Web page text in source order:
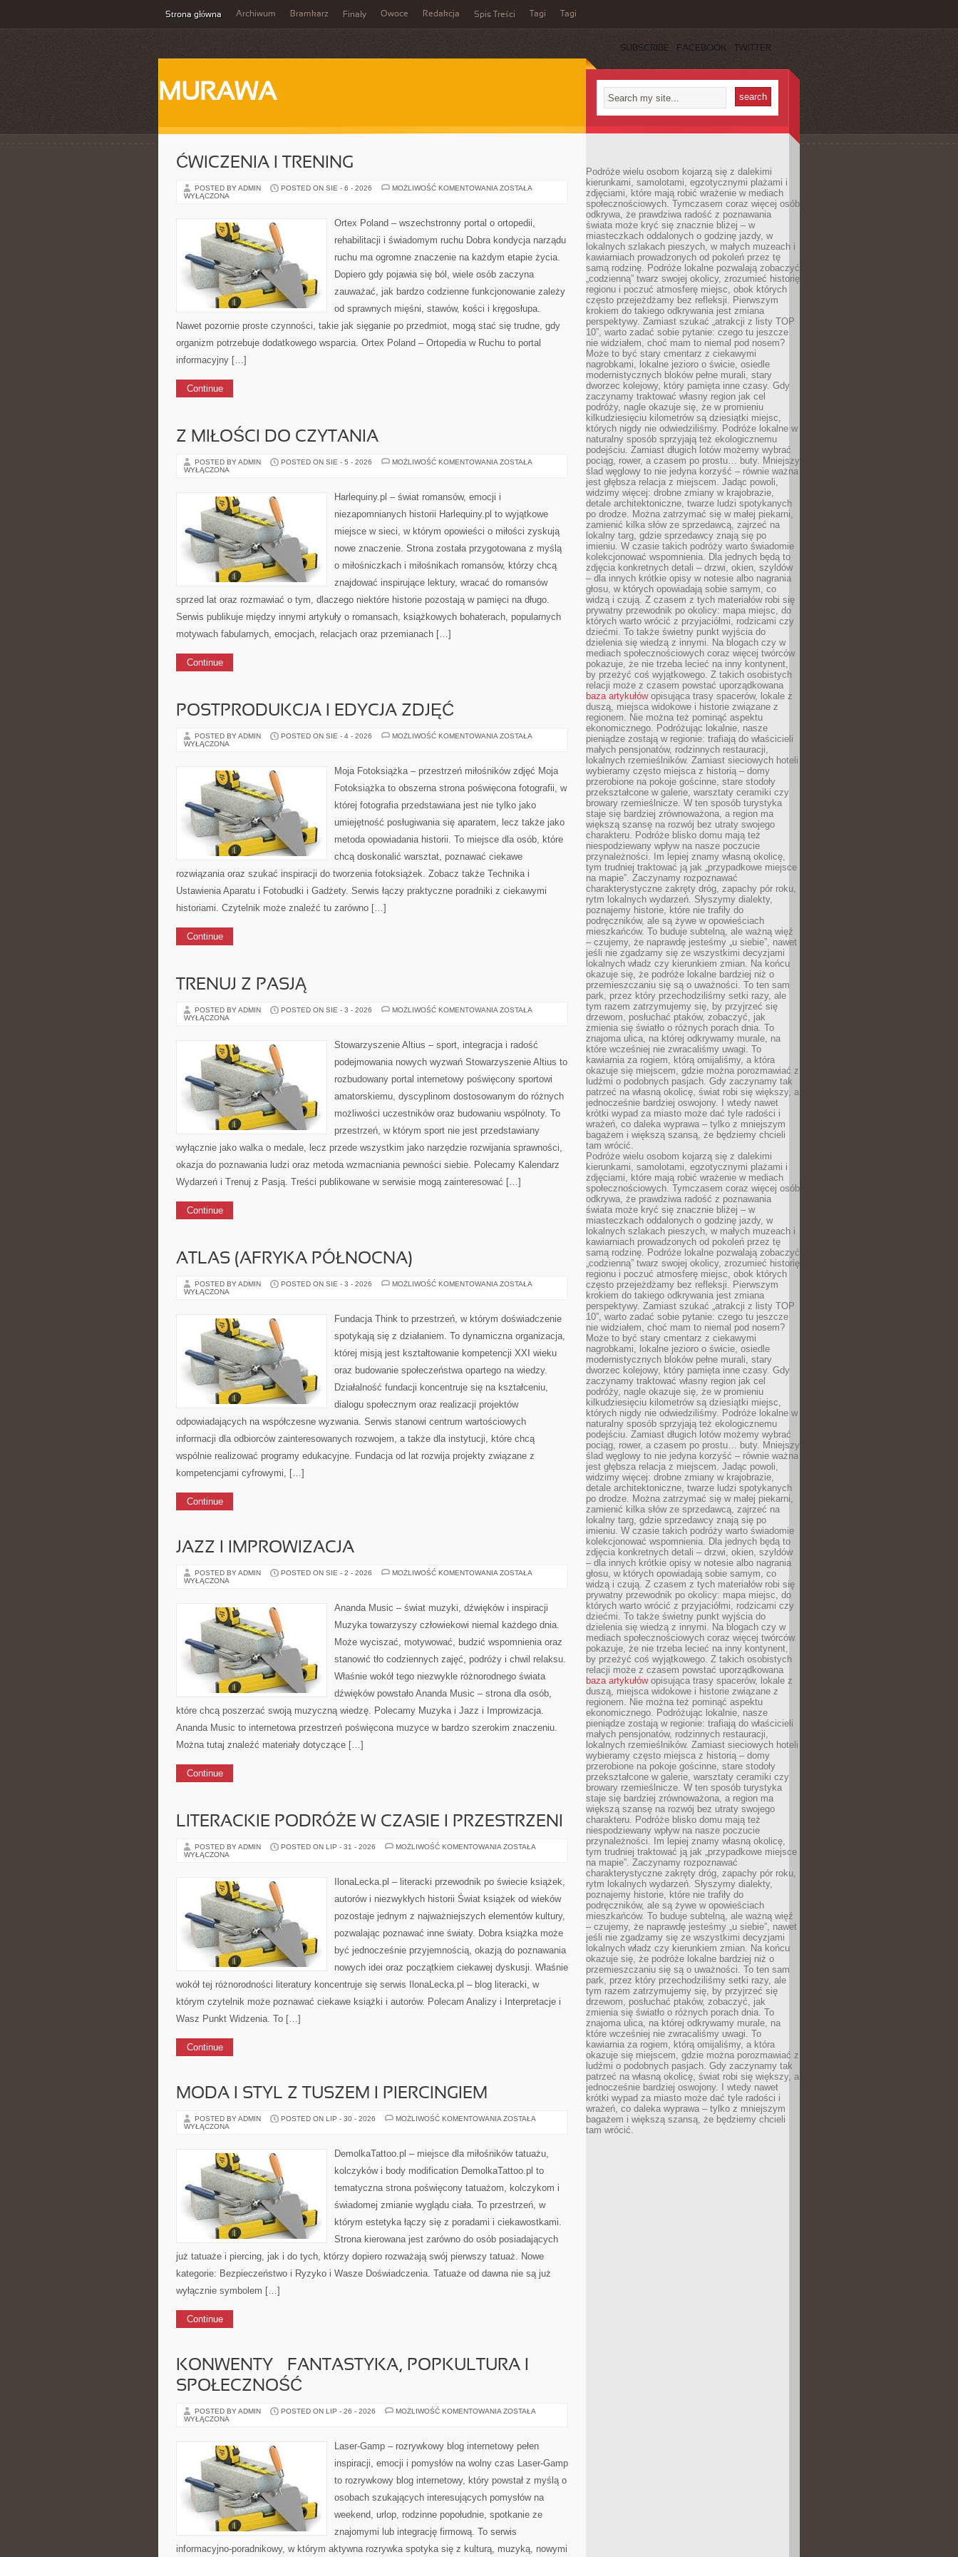
Strona główna Archiwum Bramkarz Finały Owoce Redakcja Spis Treści Tagi Tagi
SUBSCRIBE FACEBOOK TWITTER
MURAWA
ĆWICZENIA I TRENING
POSTED BY ADMIN POSTED ON SIE - 6 - 2026 MOŻLIWOŚĆ KOMENTOWANIA ĆWICZENIA
ZOSTAŁA
WYŁĄCZONA
Ortex Poland – wszechstronny portal o ortopedii,
rehabilitacji i świadomym ruchu Dobra kondycja narządu
ruchu ma ogromne znaczenie na każdym etapie życia.
Dopiero gdy pojawia się ból, wiele osób zaczyna
zauważać, jak bardzo codzienne funkcjonowanie zależy
od sprawnych mięśni, stawów, kości i kręgosłupa.
Nawet pozornie proste czynności, takie jak sięganie po przedmiot, mogą stać się trudne, gdy
organizm potrzebuje dodatkowego wsparcia. Ortex Poland – Ortopedia w Ruchu to portal
informacyjny […]
Continue
Z MIŁOŚCI DO CZYTANIA
POSTED BY ADMIN POSTED ON SIE - 5 - 2026 MOŻLIWOŚĆ KOMENTOWANIA Z
ZOSTAŁA
WYŁĄCZONA
Harlequiny.pl – świat romansów, emocji i
niezapomnianych historii Harlequiny.pl to wyjątkowe
miejsce w sieci, w którym opowieści o miłości zyskują
nowe znaczenie. Strona została przygotowana z myślą
o miłośniczkach i miłośnikach romansów, którzy chcą
znajdować inspirujące lektury, wracać do romansów
sprzed lat oraz rozmawiać o tym, dlaczego niektóre historie pozostają w pamięci na długo.
Serwis publikuje między innymi artykuły o romansach, książkowych bohaterach, popularnych
motywach fabularnych, emocjach, relacjach oraz przemianach […]
Continue
POSTPRODUKCJA I EDYCJA ZDJĘĆ
POSTED BY ADMIN POSTED ON SIE - 4 - 2026 MOŻLIWOŚĆ KOMENTOWANIA POSTPRODUKCJA
ZOSTAŁA
WYŁĄCZONA
Moja Fotoksiążka – przestrzeń miłośników zdjęć Moja
Fotoksiążka to obszerna strona poświęcona fotografii, w
której fotografia przedstawiana jest nie tylko jako
umiejętność posługiwania się aparatem, lecz także jako
metoda opowiadania historii. To miejsce dla osób, które
chcą doskonalić warsztat, poznawać ciekawe
rozwiązania oraz szukać inspiracji do tworzenia fotoksiążek. Zobacz także Technika i
Ustawienia Aparatu i Fotobudki i Gadżety. Serwis łączy praktyczne poradniki z ciekawymi
historiami. Czytelnik może znaleźć tu zarówno […]
Continue
TRENUJ Z PASJĄ
POSTED BY ADMIN POSTED ON SIE - 3 - 2026 MOŻLIWOŚĆ KOMENTOWANIA TRENUJ
ZOSTAŁA
WYŁĄCZONA
Stowarzyszenie Altius – sport, integracja i radość
podejmowania nowych wyzwań Stowarzyszenie Altius to
rozbudowany portal internetowy poświęcony sportowi
amatorskiemu, dyscyplinom dostosowanym do różnych
możliwości uczestników oraz budowaniu wspólnoty. To
przestrzeń, w którym sport nie jest przedstawiany
wyłącznie jako walka o medale, lecz przede wszystkim jako narzędzie rozwijania sprawności,
okazja do poznawania ludzi oraz metoda wzmacniania pewności siebie. Polecamy Kalendarz
Wydarzeń i Trenuj z Pasją. Treści publikowane w serwisie mogą zainteresować […]
Continue
ATLAS (AFRYKA PÓŁNOCNA)
POSTED BY ADMIN POSTED ON SIE - 3 - 2026 MOŻLIWOŚĆ KOMENTOWANIA ATLAS
ZOSTAŁA
WYŁĄCZONA
Fundacja Think to przestrzeń, w którym doświadczenie
spotykają się z działaniem. To dynamiczna organizacja,
której misją jest kształtowanie kompetencji XXI wieku
oraz budowanie społeczeństwa opartego na wiedzy.
Działalność fundacji koncentruje się na kształceniu,
dialogu społecznym oraz realizacji projektów
odpowiadających na współczesne wyzwania. Serwis stanowi centrum wartościowych
informacji dla odbiorców zainteresowanych rozwojem, a także dla instytucji, które chcą
wspólnie realizować programy edukacyjne. Fundacja od lat rozwija projekty związane z
kompetencjami cyfrowymi, […]
Continue
JAZZ I IMPROWIZACJA
POSTED BY ADMIN POSTED ON SIE - 2 - 2026 MOŻLIWOŚĆ KOMENTOWANIA JAZZ
ZOSTAŁA
WYŁĄCZONA
Ananda Music – świat muzyki, dźwięków i inspiracji
Muzyka towarzyszy człowiekowi niemal każdego dnia.
Może wyciszać, motywować, budzić wspomnienia oraz
stanowić tło codziennych zajęć, podróży i chwil relaksu.
Właśnie wokół tego niezwykle różnorodnego świata
dźwięków powstało Ananda Music – strona dla osób,
które chcą poszerzać swoją muzyczną wiedzę. Polecamy Muzyka i Jazz i Improwizacja.
Ananda Music to internetowa przestrzeń poświęcona muzyce w bardzo szerokim znaczeniu.
Można tutaj znaleźć materiały dotyczące […]
Continue
LITERACKIE PODRÓŻE W CZASIE I PRZESTRZENI
POSTED BY ADMIN POSTED ON LIP - 31 - 2026 MOŻLIWOŚĆ KOMENTOWANIA LITERACKIE
PRZESTRZENI
ZOSTAŁA
WYŁĄCZONA
IlonaLecka.pl – literacki przewodnik po świecie książek,
autorów i niezwykłych historii Świat książek od wieków
pozostaje jednym z najważniejszych elementów kultury,
pozwalając poznawać inne światy. Dobra książka może
być jednocześnie przyjemnością, okazją do poznawania
nowych idei oraz początkiem ciekawej dyskusji. Właśnie
wokół tej różnorodności literatury koncentruje się serwis IlonaLecka.pl – blog literacki, w
którym czytelnik może poznawać ciekawe książki i autorów. Polecam Analizy i Interpretacje i
Wasz Punkt Widzenia. To […]
Continue
MODA I STYL Z TUSZEM I PIERCINGIEM
POSTED BY ADMIN POSTED ON LIP - 30 - 2026 MOŻLIWOŚĆ KOMENTOWANIA MODA
TUSZEM
I
ZOSTAŁA
WYŁĄCZONA
DemolkaTattoo.pl – miejsce dla miłośników tatuażu,
kolczyków i body modification DemolkaTattoo.pl to
tematyczna strona poświęcony tatuażom, kolczykom i
świadomej zmianie wyglądu ciała. To przestrzeń, w
którym estetyka łączy się z poradami i ciekawostkami.
Strona kierowana jest zarówno do osób posiadających
już tatuaże i piercing, jak i do tych, którzy dopiero rozważają swój pierwszy tatuaż. Nowe
kategorie: Bezpieczeństwo i Ryzyko i Wasze Doświadczenia. Tatuaże od dawna nie są już
wyłącznie symbolem […]
Continue
KONWENTY – FANTASTYKA, POPKULTURA I
SPOŁECZNOŚĆ
POSTED BY ADMIN POSTED ON LIP - 26 - 2026 MOŻLIWOŚĆ KOMENTOWANIA KONWENTY
SPOŁECZNOŚĆ
ZOSTAŁA
WYŁĄCZONA
Laser-Gamp – rozrywkowy blog internetowy pełen
inspiracji, emocji i pomysłów na wolny czas Laser-Gamp
to rozrywkowy blog internetowy, który powstał z myślą o
osobach szukających interesujących pomysłów na
weekend, urlop, rodzinne popołudnie, spotkanie ze
znajomymi lub integrację firmową. To serwis
informacyjno-poradnikowy, w którym aktywna rozrywka spotyka się z kulturą, muzyką, nowymi
Podróże wielu osobom kojarzą się z dalekimi
kierunkami, samolotami, egzotycznymi plażami i
zdjęciami, które mają robić wrażenie w mediach
społecznościowych. Tymczasem coraz więcej osób
odkrywa, że prawdziwa radość z poznawania
świata może kryć się znacznie bliżej – w
miasteczkach oddalonych o godzinę jazdy, w
lokalnych szlakach pieszych, w małych muzeach i
kawiarniach prowadzonych od pokoleń przez tę
samą rodzinę. Podróże lokalne pozwalają zobaczyć
„codzienną” twarz swojej okolicy, zrozumieć historię
regionu i poczuć atmosferę miejsc, obok których
często przejeżdżamy bez refleksji. Pierwszym
krokiem do takiego odkrywania jest zmiana
perspektywy. Zamiast szukać „atrakcji z listy TOP
10”, warto zadać sobie pytanie: czego tu jeszcze
nie widziałem, choć mam to niemal pod nosem?
Może to być stary cmentarz z ciekawymi
nagrobkami, lokalne jezioro o świcie, osiedle
modernistycznych bloków pełne murali, stary
dworzec kolejowy, który pamięta inne czasy. Gdy
zaczynamy traktować własny region jak cel
podróży, nagle okazuje się, że w promieniu
kilkudziesięciu kilometrów są dziesiątki miejsc,
których nigdy nie odwiedziliśmy. Podróże lokalne w
naturalny sposób sprzyjają też ekologicznemu
podejściu. Zamiast długich lotów możemy wybrać
pociąg, rower, a czasem po prostu… buty. Mniejszy
ślad węglowy to nie jedyna korzyść – równie ważna
jest głębsza relacja z miejscem. Jadąc powoli,
widzimy więcej: drobne zmiany w krajobrazie,
detale architektoniczne, twarze ludzi spotykanych
po drodze. Można zatrzymać się w małej piekarni,
zamienić kilka słów ze sprzedawcą, zajrzeć na
lokalny targ, gdzie sprzedawcy znają się po
imieniu. W czasie takich podróży warto świadomie
kolekcjonować wspomnienia. Dla jednych będą to
zdjęcia konkretnych detali – drzwi, okien, szyldów
– dla innych krótkie opisy w notesie albo nagrania
głosu, w których opowiadają sobie samym, co
widzą i czują. Z czasem z tych materiałów robi się
prywatny przewodnik po okolicy: mapa miejsc, do
których warto wrócić z przyjaciółmi, rodzicami czy
dziećmi. To także świetny punkt wyjścia do
dzielenia się wiedzą z innymi. Na blogach czy w
mediach społecznościowych coraz więcej twórców
pokazuje, że nie trzeba lecieć na inny kontynent,
by przeżyć coś wyjątkowego. Z takich osobistych
relacji może z czasem powstać uporządkowana
baza artykułówopisująca trasy spacerów, lokale z
duszą, miejsca widokowe i historie związane z
regionem. Nie można też pominąć aspektu
ekonomicznego. Podróżując lokalnie, nasze
pieniądze zostają w regionie: trafiają do właścicieli
małych pensjonatów, rodzinnych restauracji,
lokalnych rzemieślników. Zamiast sieciowych hoteli
wybieramy często miejsca z historią – domy
przerobione na pokoje gościnne, stare stodoły
przekształcone w galerie, warsztaty ceramiki czy
browary rzemieślnicze. W ten sposób turystyka
staje się bardziej zrównoważona, a region ma
większą szansę na rozwój bez utraty swojego
charakteru. Podróże blisko domu mają też
niespodziewany wpływ na nasze poczucie
przynależności. Im lepiej znamy własną okolicę,
tym trudniej traktować ją jak „przypadkowe miejsce
na mapie”. Zaczynamy rozpoznawać
charakterystyczne zakręty dróg, zapachy pór roku,
rytm lokalnych wydarzeń. Słyszymy dialekty,
poznajemy historie, które nie trafiły do
podręczników, ale są żywe w opowieściach
mieszkańców. To buduje subtelną, ale ważną więź
– czujemy, że naprawdę jesteśmy „u siebie”, nawet
jeśli nie zgadzamy się ze wszystkimi decyzjami
lokalnych władz czy kierunkiem zmian. Na końcu
okazuje się, że podróże lokalne bardziej niż o
przemieszczaniu się są o uważności. To ten sam
park, przez który przechodziliśmy setki razy, ale
tym razem zatrzymujemy się, by przyjrzeć się
drzewom, posłuchać ptaków, zobaczyć, jak
zmienia się światło o różnych porach dnia. To
znajoma ulica, na której odkrywamy murale, na
które wcześniej nie zwracaliśmy uwagi. To
kawiarnia za rogiem, którą omijaliśmy, a która
okazuje się miejscem, gdzie można porozmawiać z
ludźmi o podobnych pasjach. Gdy zaczynamy tak
patrzeć na własną okolicę, świat robi się większy, a
jednocześnie bardziej oswojony. I wtedy nawet
krótki wypad za miasto może dać tyle radości i
wrażeń, co daleka wyprawa – tylko z mniejszym
bagażem i większą szansą, że będziemy chcieli
tam wrócić.
Podróże wielu osobom kojarzą się z dalekimi
kierunkami, samolotami, egzotycznymi plażami i
zdjęciami, które mają robić wrażenie w mediach
społecznościowych. Tymczasem coraz więcej osób
odkrywa, że prawdziwa radość z poznawania
świata może kryć się znacznie bliżej – w
miasteczkach oddalonych o godzinę jazdy, w
lokalnych szlakach pieszych, w małych muzeach i
kawiarniach prowadzonych od pokoleń przez tę
samą rodzinę. Podróże lokalne pozwalają zobaczyć
„codzienną” twarz swojej okolicy, zrozumieć historię
regionu i poczuć atmosferę miejsc, obok których
często przejeżdżamy bez refleksji. Pierwszym
krokiem do takiego odkrywania jest zmiana
perspektywy. Zamiast szukać „atrakcji z listy TOP
10”, warto zadać sobie pytanie: czego tu jeszcze
nie widziałem, choć mam to niemal pod nosem?
Może to być stary cmentarz z ciekawymi
nagrobkami, lokalne jezioro o świcie, osiedle
modernistycznych bloków pełne murali, stary
dworzec kolejowy, który pamięta inne czasy. Gdy
zaczynamy traktować własny region jak cel
podróży, nagle okazuje się, że w promieniu
kilkudziesięciu kilometrów są dziesiątki miejsc,
których nigdy nie odwiedziliśmy. Podróże lokalne w
naturalny sposób sprzyjają też ekologicznemu
podejściu. Zamiast długich lotów możemy wybrać
pociąg, rower, a czasem po prostu… buty. Mniejszy
ślad węglowy to nie jedyna korzyść – równie ważna
jest głębsza relacja z miejscem. Jadąc powoli,
widzimy więcej: drobne zmiany w krajobrazie,
detale architektoniczne, twarze ludzi spotykanych
po drodze. Można zatrzymać się w małej piekarni,
zamienić kilka słów ze sprzedawcą, zajrzeć na
lokalny targ, gdzie sprzedawcy znają się po
imieniu. W czasie takich podróży warto świadomie
kolekcjonować wspomnienia. Dla jednych będą to
zdjęcia konkretnych detali – drzwi, okien, szyldów
– dla innych krótkie opisy w notesie albo nagrania
głosu, w których opowiadają sobie samym, co
widzą i czują. Z czasem z tych materiałów robi się
prywatny przewodnik po okolicy: mapa miejsc, do
których warto wrócić z przyjaciółmi, rodzicami czy
dziećmi. To także świetny punkt wyjścia do
dzielenia się wiedzą z innymi. Na blogach czy w
mediach społecznościowych coraz więcej twórców
pokazuje, że nie trzeba lecieć na inny kontynent,
by przeżyć coś wyjątkowego. Z takich osobistych
relacji może z czasem powstać uporządkowana
baza artykułówopisująca trasy spacerów, lokale z
duszą, miejsca widokowe i historie związane z
regionem. Nie można też pominąć aspektu
ekonomicznego. Podróżując lokalnie, nasze
pieniądze zostają w regionie: trafiają do właścicieli
małych pensjonatów, rodzinnych restauracji,
lokalnych rzemieślników. Zamiast sieciowych hoteli
wybieramy często miejsca z historią – domy
przerobione na pokoje gościnne, stare stodoły
przekształcone w galerie, warsztaty ceramiki czy
browary rzemieślnicze. W ten sposób turystyka
staje się bardziej zrównoważona, a region ma
większą szansę na rozwój bez utraty swojego
charakteru. Podróże blisko domu mają też
niespodziewany wpływ na nasze poczucie
przynależności. Im lepiej znamy własną okolicę,
tym trudniej traktować ją jak „przypadkowe miejsce
na mapie”. Zaczynamy rozpoznawać
charakterystyczne zakręty dróg, zapachy pór roku,
rytm lokalnych wydarzeń. Słyszymy dialekty,
poznajemy historie, które nie trafiły do
podręczników, ale są żywe w opowieściach
mieszkańców. To buduje subtelną, ale ważną więź
– czujemy, że naprawdę jesteśmy „u siebie”, nawet
jeśli nie zgadzamy się ze wszystkimi decyzjami
lokalnych władz czy kierunkiem zmian. Na końcu
okazuje się, że podróże lokalne bardziej niż o
przemieszczaniu się są o uważności. To ten sam
park, przez który przechodziliśmy setki razy, ale
tym razem zatrzymujemy się, by przyjrzeć się
drzewom, posłuchać ptaków, zobaczyć, jak
zmienia się światło o różnych porach dnia. To
znajoma ulica, na której odkrywamy murale, na
które wcześniej nie zwracaliśmy uwagi. To
kawiarnia za rogiem, którą omijaliśmy, a która
okazuje się miejscem, gdzie można porozmawiać z
ludźmi o podobnych pasjach. Gdy zaczynamy tak
patrzeć na własną okolicę, świat robi się większy, a
jednocześnie bardziej oswojony. I wtedy nawet
krótki wypad za miasto może dać tyle radości i
wrażeń, co daleka wyprawa – tylko z mniejszym
bagażem i większą szansą, że będziemy chcieli
tam wrócić.